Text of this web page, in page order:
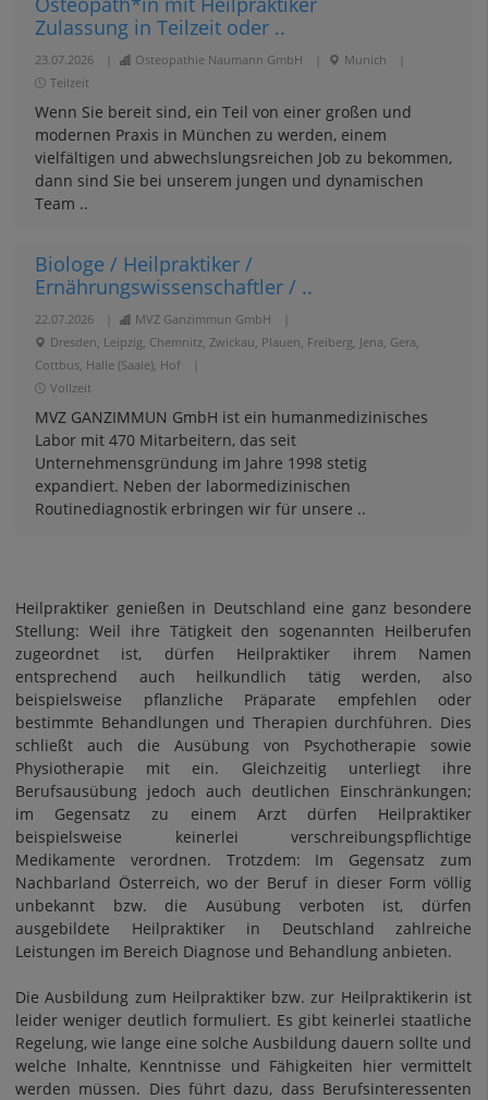
Zulassung in Teilzeit oder ..
23.07.2026 Osteopathie Naumann GmbH Munich
Teilzeit
Wenn Sie bereit sind, ein Teil von einer großen und
modernen Praxis in München zu werden, einem
vielfältigen und abwechslungsreichen Job zu bekommen,
dann sind Sie bei unserem jungen und dynamischen
Team ..
Biologe / Heilpraktiker /
Ernährungswissenschaftler / ..
22.07.2026 MVZ Ganzimmun GmbH
Dresden, Leipzig, Chemnitz, Zwickau, Plauen, Freiberg, Jena, Gera,
Cottbus, Halle (Saale), Hof
Vollzeit
MVZ GANZIMMUN GmbH ist ein humanmedizinisches
Labor mit 470 Mitarbeitern, das seit
Unternehmensgründung im Jahre 1998 stetig
expandiert. Neben der labormedizinischen
Routinediagnostik erbringen wir für unsere ..
Heilpraktiker genießen in Deutschland eine ganz besondere
Stellung: Weil ihre Tätigkeit den sogenannten Heilberufen
zugeordnet ist, dürfen Heilpraktiker ihrem Namen
entsprechend auch heilkundlich tätig werden, also
beispielsweise pflanzliche Präparate empfehlen oder
bestimmte Behandlungen und Therapien durchführen. Dies
schließt auch die Ausübung von Psychotherapie sowie
Physiotherapie mit ein. Gleichzeitig unterliegt ihre
Berufsausübung jedoch auch deutlichen Einschränkungen;
im Gegensatz zu einem Arzt dürfen Heilpraktiker
beispielsweise keinerlei verschreibungspflichtige
Medikamente verordnen. Trotzdem: Im Gegensatz zum
Nachbarland Österreich, wo der Beruf in dieser Form völlig
unbekannt bzw. die Ausübung verboten ist, dürfen
ausgebildete Heilpraktiker in Deutschland zahlreiche
Leistungen im Bereich Diagnose und Behandlung anbieten.
Die Ausbildung zum Heilpraktiker bzw. zur Heilpraktikerin ist
leider weniger deutlich formuliert. Es gibt keinerlei staatliche
Regelung, wie lange eine solche Ausbildung dauern sollte und
welche Inhalte, Kenntnisse und Fähigkeiten hier vermittelt
werden müssen. Dies führt dazu, dass Berufsinteressenten